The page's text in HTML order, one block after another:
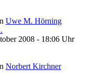
Uwe M. Hörning
2008 - 18:06 Uhr
Norbert Kirchner